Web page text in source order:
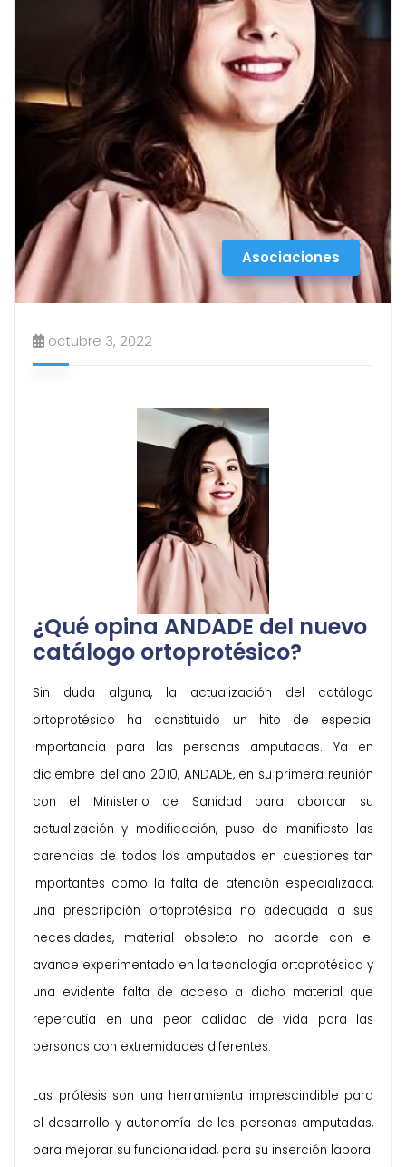
Asociaciones
octubre 3, 2022
¿Qué opina ANDADE del nuevo
catálogo ortoprotésico?
Sin duda alguna, la actualización del catálogo
ortoprotésico ha constituido un hito de especial
importancia para las personas amputadas. Ya en
diciembre del año 2010, ANDADE, en su primera reunión
con el Ministerio de Sanidad para abordar su
actualización y modificación, puso de manifiesto las
carencias de todos los amputados en cuestiones tan
importantes como la falta de atención especializada,
una prescripción ortoprotésica no adecuada a sus
necesidades, material obsoleto no acorde con el
avance experimentado en la tecnología ortoprotésica y
una evidente falta de acceso a dicho material que
repercutía en una peor calidad de vida para las
personas con extremidades diferentes.
Las prótesis son una herramienta imprescindible para
el desarrollo y autonomía de las personas amputadas,
para mejorar su funcionalidad, para su inserción laboral